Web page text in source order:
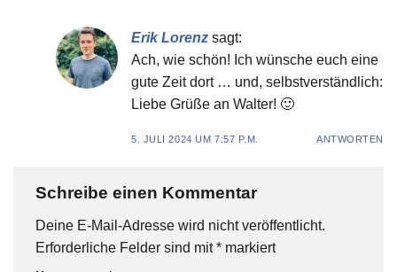
Erik Lorenz sagt:
Ach, wie schön! Ich wünsche euch eine
gute Zeit dort … und, selbstverständlich:
Liebe Grüße an Walter! 🙂
5. JULI 2024 UM 7:57 P.M. ANTWORTEN
Schreibe einen Kommentar
Deine E-Mail-Adresse wird nicht veröffentlicht.
Erforderliche Felder sind mit* markiert